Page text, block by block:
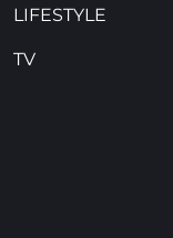
LIFESTYLE
TV